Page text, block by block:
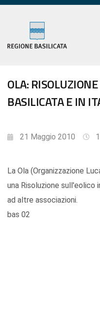
OLA:
BASILICATA E IN
21 Maggio 2010
La Ola (Organizzazione
una Risoluzione sull'eolico
ad altre associazioni.
bas 02